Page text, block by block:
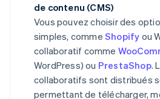
de contenu (CMS)
Vous pouvez choisir des
simples, comme Shopify ou
collaboratif comme
WordPress) ou PrestaShop.
collaboratifs sont distribués
permettant de télécharger,